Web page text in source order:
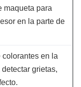
maqueta para
en la parte de
colorantes en la
grietas,